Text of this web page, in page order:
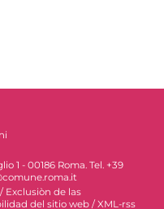
1 - 00186 Roma. Tel. +39
/ Exclusiòn de las
del sitio web / XML-rss